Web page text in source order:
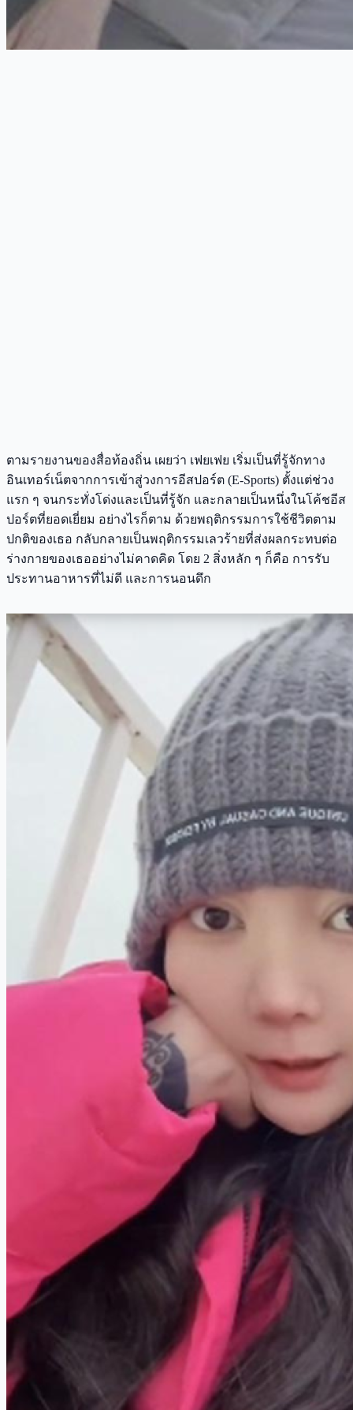
ตามรายงานของสื่อท้องถิ่น เผยว่า เฟยเฟย เริ่มเป็นที่รู้จักทาง
อินเทอร์เน็ตจากการเข้าสู่วงการอีสปอร์ต (E-Sports) ตั้งแต่ช่วง
แรก ๆ จนกระทั่งโด่งและเป็นที่รู้จัก และกลายเป็นหนึ่งในโค้ชอีส
ปอร์ตที่ยอดเยี่ยม อย่างไรก็ตาม ด้วยพฤติกรรมการใช้ชีวิตตาม
ปกติของเธอ กลับกลายเป็นพฤติกรรมเลวร้ายที่ส่งผลกระทบต่อ
ร่างกายของเธออย่างไม่คาดคิด โดย 2 สิ่งหลัก ๆ ก็คือ การรับ
ประทานอาหารที่ไม่ดี และการนอนดึก